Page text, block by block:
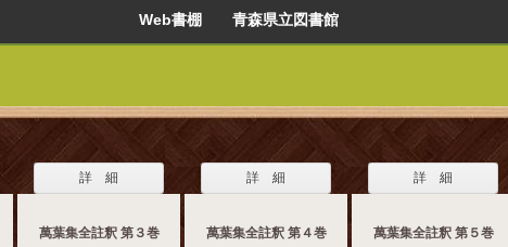
Web書棚 青森県立図書館
詳 細
萬葉集全註釈 第３巻
詳 細
萬葉集全註釈 第４巻
詳 細
萬葉集全註釈 第５巻